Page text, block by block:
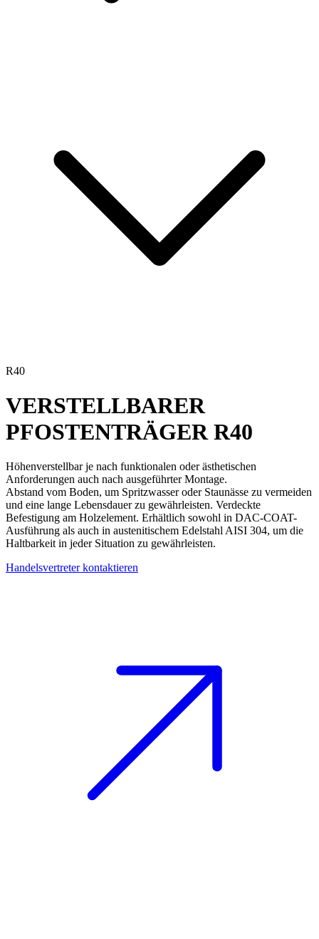
R40
VERSTELLBARER
PFOSTENTRÄGER R40
Höhenverstellbarje nach funktionalen oder ästhetischen
Anforderungen auch nach ausgeführter Montage.
Abstand vom Boden, um Spritzwasser oder Staunässe zu vermeiden
und eine lange Lebensdauerzu gewährleisten. Verdeckte
Befestigung am Holzelement. Erhältlich sowohl in DAC-COAT-
Ausführung als auch in austenitischem EdelstahlAISI 304, um die
Haltbarkeit in jeder Situation zu gewährleisten.
Handelsvertreter kontaktieren